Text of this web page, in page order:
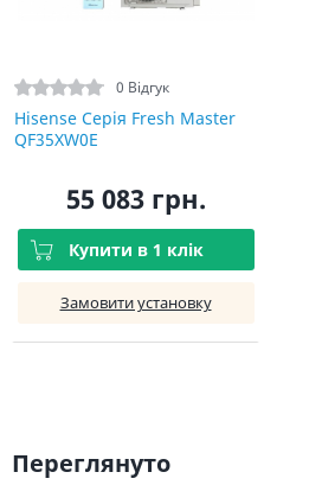
0 Відгук
Hisense Серія Fresh Master
QF35XW0E
55 083 грн.
Купити в 1 клік
Замовити установку
Переглянуто